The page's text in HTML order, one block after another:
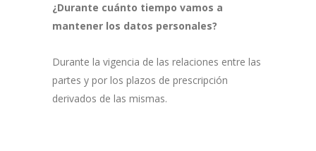
¿Durante cuánto tiempo vamos a
mantener los datos personales?
Durante la vigencia de las relaciones entre las
partes y por los plazos de prescripción
derivados de las mismas.